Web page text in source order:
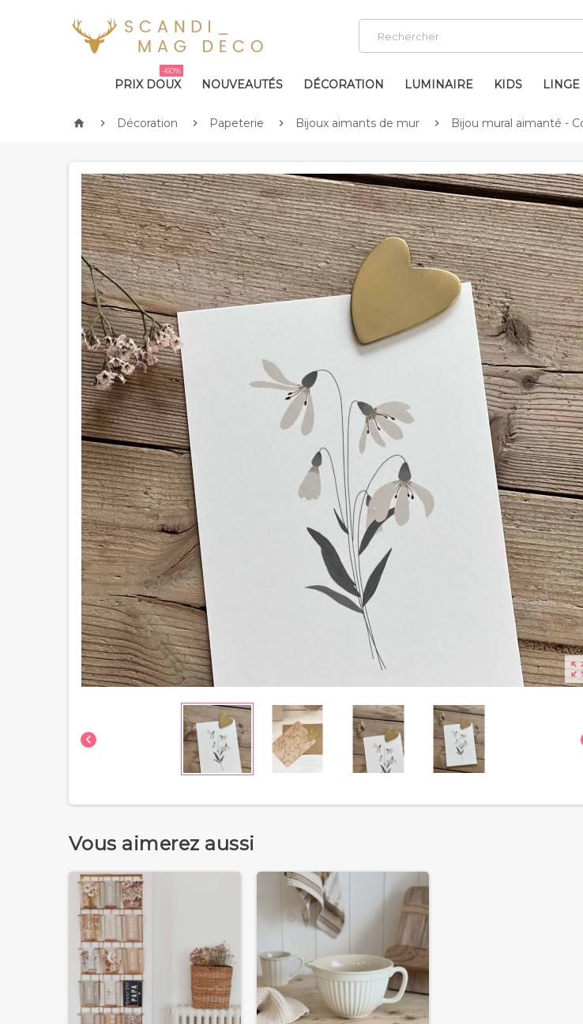
PRIX DOUX
-60%
NOUVEAUTÉS DÉCORATION LUMINAIRE KIDS
  Décoration  Papeterie  Bijoux aimants de mur  Bijou mural aimanté -

Vous aimerez aussi